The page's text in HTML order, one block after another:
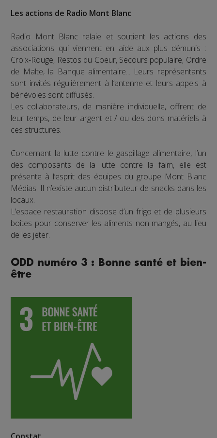
Les actions de Radio Mont Blanc
Radio Mont Blanc relaie et soutient les actions des
associations qui viennent en aide aux plus démunis :
Croix-Rouge, Restos du Coeur, Secours populaire, Ordre
de Malte, la Banque alimentaire... Leurs représentants
sont invités régulièrement à l’antenne et leurs appels à
bénévoles sont diffusés.
Les collaborateurs, de manière individuelle, offrent de
leur temps, de leur argent et / ou des dons matériels à
ces structures.
Concernant la lutte contre le gaspillage alimentaire, l’un
des composants de la lutte contre la faim, elle est
présente à l’esprit des équipes du groupe Mont Blanc
Médias. Il n’existe aucun distributeur de snacks dans les
locaux.
L’espace restauration dispose d’un frigo et de plusieurs
boîtes pour conserver les aliments non mangés, au lieu
de les jeter.
ODD numéro 3 : Bonne santé et bien-
être